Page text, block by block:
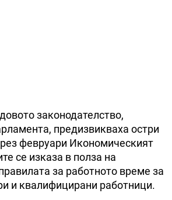
законодателство,
предизвикваха остри
февруари Икономическият
се изказа в полза на
за работното време за
и квалифицирани работници.